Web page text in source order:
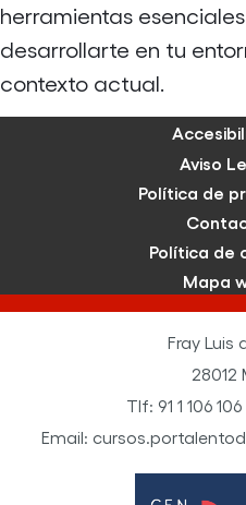
herramientas
desarrollarte en tu
contexto actual.
Aviso
Política de
Política de
Mapa
Fray Luis
28012
Tlf: 91 1 106
Email: